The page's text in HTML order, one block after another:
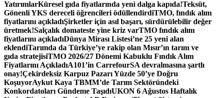
YatırımlarKüresel gıda fiyatlarında yeni dalga kapıda!Teksüt,
Gönenli YKS dereceli öğrencileri ödüllendirdiTMO, fındık alım
fiyatlarını açıkladıŞirketler için asıl başarı, sürdürülebilir değer
üretmek!Salçalık domateste yine kriz varTMO fındık alım
fiyatlarını açıkladıDünya Mirası Listesi’ne 25 yeni alan
eklendiTarımda da Türkiye’ye rakip olan Mısır’ın tarım ve
gıda stratejisiTMO 2026/27 Dönemi Kabuklu Fındık Alım
Fiyatlarını AçıkladıA101’in CarrefourSA devralmasına şartlı
onay!Çekirdeksiz Karpuz Pazarı Yüzde 50’ye Doğru
KoşuyorAykut Kaya TBMM’de Tarım Sektöründeki
Konkordatoları Gündeme TaşıdıUKON 6 Ağustos Haftalık